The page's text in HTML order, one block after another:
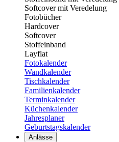
Softcover mit Veredelung
Fotobücher
Hardcover
Softcover
Stoffeinband
Layflat
Fotokalender
Wandkalender
Tischkalender
Familienkalender
Terminkalender
Küchenkalender
Jahresplaner
Geburtstagskalender
Anlässe